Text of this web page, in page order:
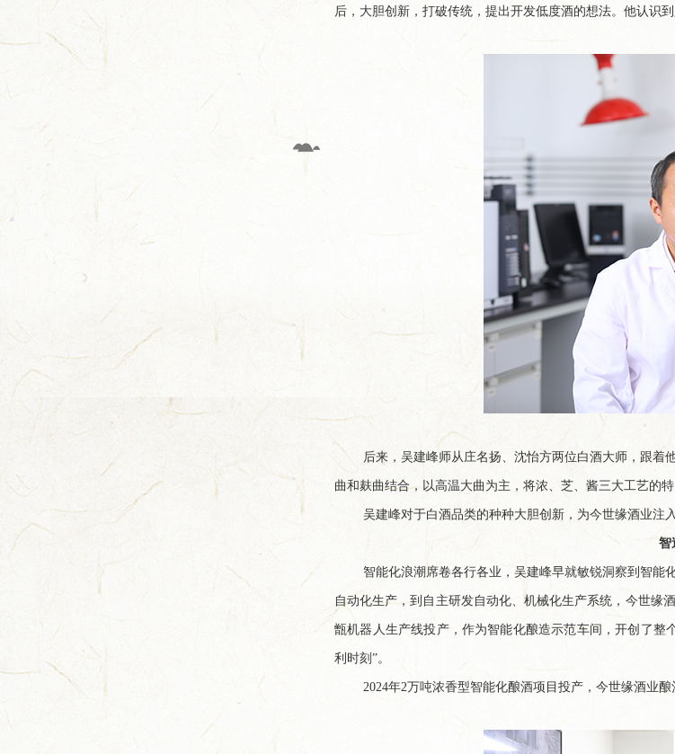
后，大胆创新，打破传统，提出开发低度酒的想法。他认识
后来，吴建峰师从庄名扬、沈怡方两位白酒大师，跟
曲和麸曲结合，以高温大曲为主，将浓、芝、酱三大工艺的
吴建峰对于白酒品类的种种大胆创新，为今世缘酒业注
智
智能化浪潮席卷各行各业，吴建峰早就敏锐洞察到智能
自动化生产，到自主研发自动化、机械化生产系统，今世缘
甑机器人生产线投产，作为智能化酿造示范车间，开创了
利时刻”。
2024年2万吨浓香型智能化酿酒项目投产，今世缘酒业